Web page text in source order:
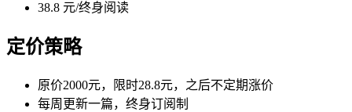
38.8 元/终身阅读
定价策略
原价2000元，限时28.8元，之后不定期涨价
每周更新一篇，终身订阅制